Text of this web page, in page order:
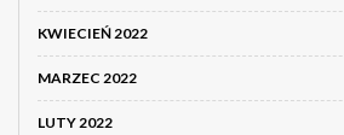
KWIECIEŃ 2022
MARZEC 2022
LUTY 2022